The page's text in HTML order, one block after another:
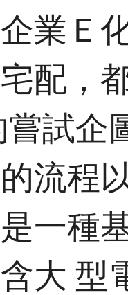
業Ｅ
配，
試企
流程
一種
大 型